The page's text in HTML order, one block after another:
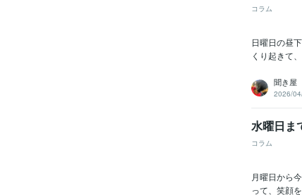
コラム
日曜日の昼
くり起きて
聞き屋
2026/
水曜日ま
コラム
月曜日から
って、笑顔